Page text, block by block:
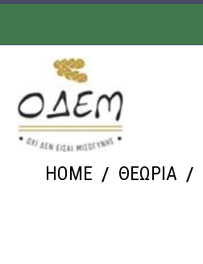
HOME ΘΕΩΡΙΑ